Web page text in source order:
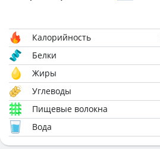
Калорийность
Белки
Жиры
Углеводы
Пищевые волокна
Вода